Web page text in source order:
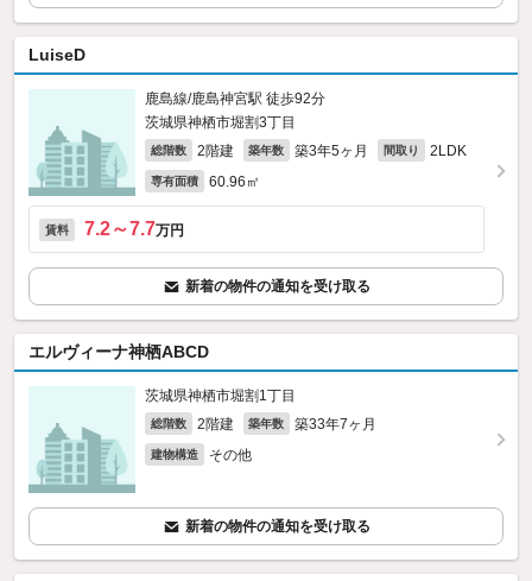
LuiseD
鹿島線/鹿島神宮駅 徒歩92分
茨城県神栖市堀割3丁目
総階数 2階建 築年数 築3年5ヶ月 間取り 2LDK
専有面積 60.96㎡
賃料 7.2～7.7万円
新着の物件の通知を受け取る
エルヴィーナ神栖ABCD
茨城県神栖市堀割1丁目
総階数 2階建 築年数 築33年7ヶ月
建物構造 その他
新着の物件の通知を受け取る